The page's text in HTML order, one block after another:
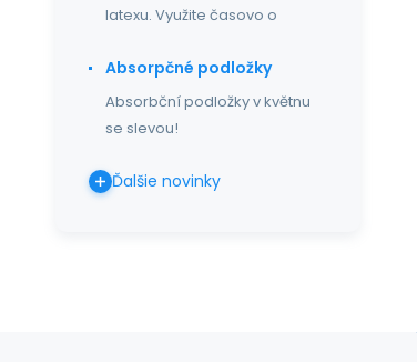
latexu. Využite časovo o
Absorpčné podložky
Absorbční podložky v květnu
se slevou!
Ďalšie novinky